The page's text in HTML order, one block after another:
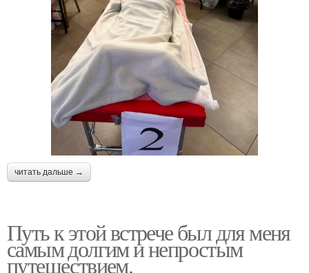
читать дальше →
Путь к этой встрече был для меня
самым долгим и непростым
путешествием.